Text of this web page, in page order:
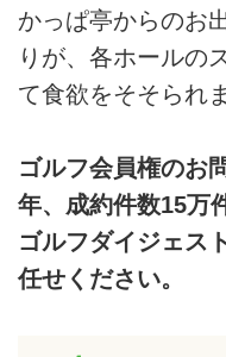
かっぱ亭からのお
りが、各ホールの
て食欲をそそられ
ゴルフ会員権のお
年、成約件数15万
ゴルフダイジェス
任せください。